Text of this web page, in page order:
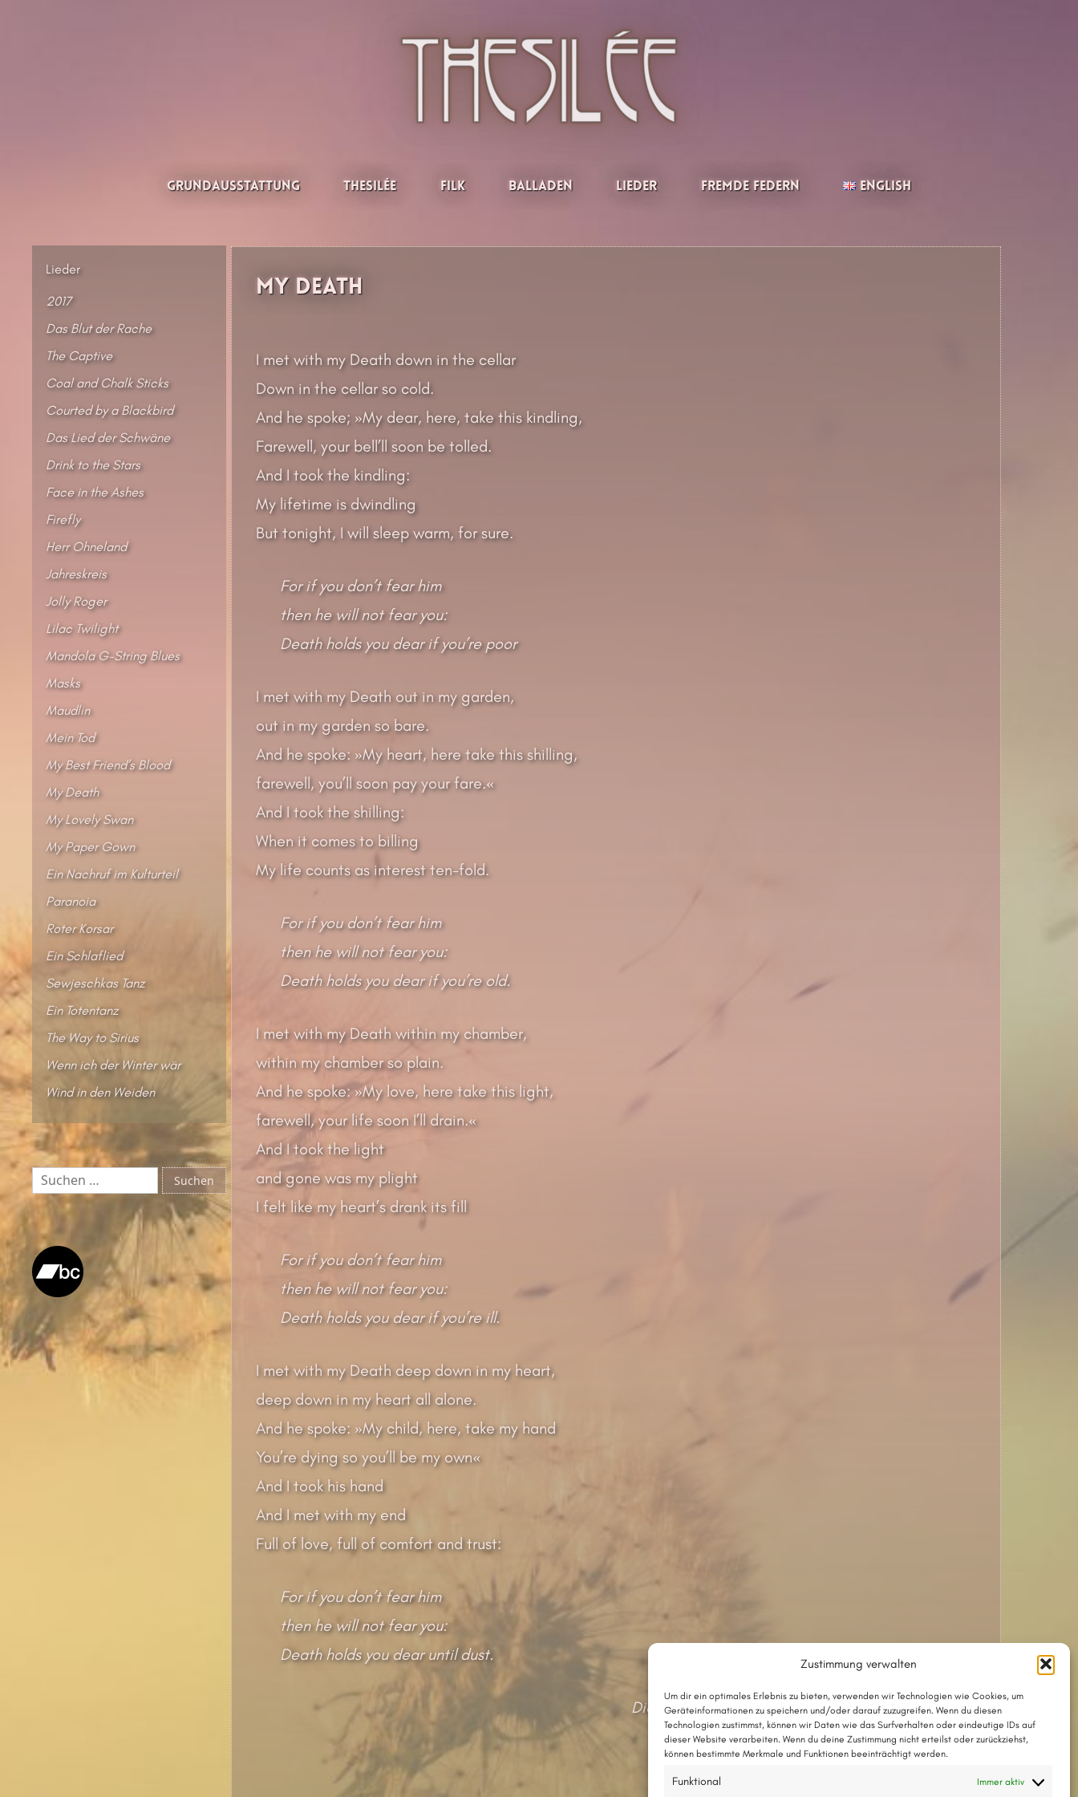
Zustimmung verwalten
Um dir ein optimales Erlebnis zu bieten, verwenden wir Technologien wie Cookies, um
Geräteinformationen zu speichern und/oder darauf zuzugreifen. Wenn du diesen
Technologien zustimmst, können wir Daten wie das Surfverhalten oder eindeutige IDs auf
dieser Website verarbeiten. Wenn du deine Zustimmung nicht erteilst oder zurückziehst,
können bestimmte Merkmale und Funktionen beeinträchtigt werden.
Funktional Immer aktiv
Thesilée – Filk & Folk
Grundausstattung Thesilée Filk Balladen Lieder Fremde Federn English
My Death
I met with my Death down in the cellar
Down in the cellar so cold.
And he spoke; »My dear, here, take this kindling,
Farewell, your bell’ll soon be tolled.
And I took the kindling:
My lifetime is dwindling
But tonight, I will sleep warm, for sure.
For if you don’t fear him
then he will not fear you:
Death holds you dear if you’re poor
I met with my Death out in my garden,
out in my garden so bare.
And he spoke: »My heart, here take this shilling,
farewell, you’ll soon pay your fare.«
And I took the shilling:
When it comes to billing
My life counts as interest ten-fold.
For if you don’t fear him
then he will not fear you:
Death holds you dear if you’re old.
I met with my Death within my chamber,
within my chamber so plain.
And he spoke: »My love, here take this light,
farewell, your life soon I’ll drain.«
And I took the light
and gone was my plight
I felt like my heart’s drank its fill
For if you don’t fear him
then he will not fear you:
Death holds you dear if you’re ill.
I met with my Death deep down in my heart,
deep down in my heart all alone.
And he spoke: »My child, here, take my hand
You’re dying so you’ll be my own«
And I took his hand
And I met with my end
Full of love, full of comfort and trust:
For if you don’t fear him
then he will not fear you:
Death holds you dear until dust.
Die deutsche Fassung dieses Liedes ist»Mein Tod«
Das Lied mit Akkorden als PDF
Lieder
2017
Das Blut der Rache
The Captive
Coal and Chalk Sticks
Courted by a Blackbird
Das Lied der Schwäne
Drink to the Stars
Face in the Ashes
Firefly
Herr Ohneland
Jahreskreis
Jolly Roger
Lilac Twilight
Mandola G-String Blues
Masks
Maudlin
Mein Tod
My Best Friend’s Blood
My Death
My Lovely Swan
My Paper Gown
Ein Nachruf im Kulturteil
Paranoia
Roter Korsar
Ein Schlaflied
Sewjeschkas Tanz
Ein Totentanz
The Way to Sirius
Wenn ich der Winter wär
Wind in den Weiden
Suchen
nach: